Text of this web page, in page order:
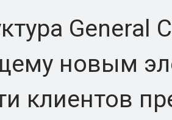
General
новым
клиентов